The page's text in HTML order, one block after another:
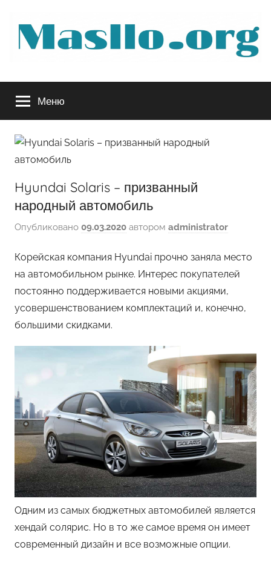
содержимому
Руководство
по
обслуживанию
авто
Меню
Hyundai Solaris – призванный
народный автомобиль
Опубликовано 09.03.2020 автором administrator
Корейская компания Hyundai прочно заняла место
на автомобильном рынке. Интерес покупателей
постоянно поддерживается новыми акциями,
усовершенствованием комплектаций и, конечно,
большими скидками.
Одним из самых бюджетных автомобилей является
хендай солярис. Но в то же самое время он имеет
современный дизайн и все возможные опции.